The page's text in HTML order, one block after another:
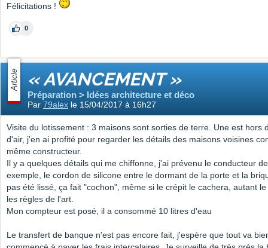
Félicitations !
0
Article « AVANCEMENT »
Préparation > Idées architecture et déco
Par 79alex le 15/04/2017 à 16h27
Visite du lotissement : 3 maisons sont sorties de terre. Une est hors
d'air, j'en ai profité pour regarder les détails des maisons voisines
même constructeur.
Il y a quelques détails qui me chiffonne, j'ai prévenu le conducteur
exemple, le cordon de silicone entre le dormant de la porte et la
pas été lissé, ça fait "cochon", même si le crépit le cachera, autant
les règles de l'art.
Mon compteur est posé, il a consommé 10 litres d'eau
Le transfert de banque n'est pas encore fait, j'espère que tout va